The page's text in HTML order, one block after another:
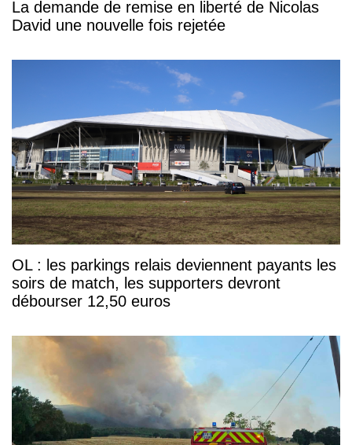
La demande de remise en liberté de Nicolas
David une nouvelle fois rejetée
OL : les parkings relais deviennent payants les
soirs de match, les supporters devront
débourser 12,50 euros